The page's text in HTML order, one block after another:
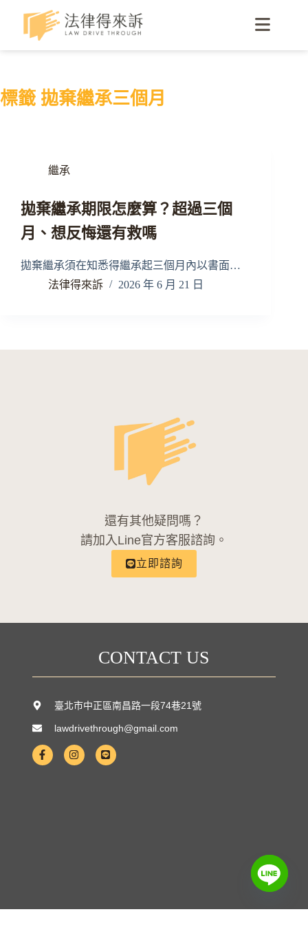
標籤 拋棄繼承三個月
繼承
拋棄繼承期限怎麼算？超過三個
月、想反悔還有救嗎
拋棄繼承須在知悉得繼承起三個月內以書面…
法律得來訴
2026 年 6 月 21 日
還有其他疑問嗎？
請加入Line官方客服諮詢。
立即諮詢
CONTACT US
臺北市中正區南昌路一段74巷21號
lawdrivethrough@gmail.com